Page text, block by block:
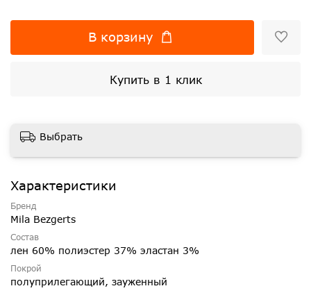
В корзину
Купить в 1 клик
Выбрать
Характеристики
Бренд
Mila Bezgerts
Состав
лен 60% полиэстер 37% эластан 3%
Покрой
полуприлегающий, зауженный